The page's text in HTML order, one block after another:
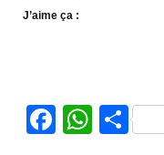
J’aime ça :